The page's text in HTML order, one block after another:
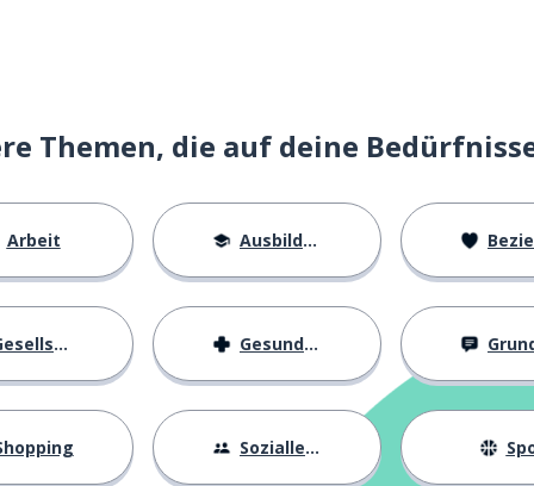
Themen, die auf deine
Arbeit Ausbildung
Gesundheit
Sozialleben